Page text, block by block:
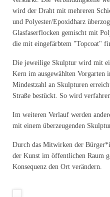
wird der Draht mit mehreren
und Polyester/Epoxidharz
Glasfaserflocken gemischt mit
die mit eingefärbtem "Topcoat"
Die jeweilige Skulptur wird mit
Kern im ausgewählten Vorgarten
Mindestzahl an Skulpturen
Straße bestückt. So wird
Im weiteren Verlauf werden
mit einem überzeugenden
Durch das Mitwirken der
der Kunst im öffentlichen Raum
Konsequenz den Ort verändern.